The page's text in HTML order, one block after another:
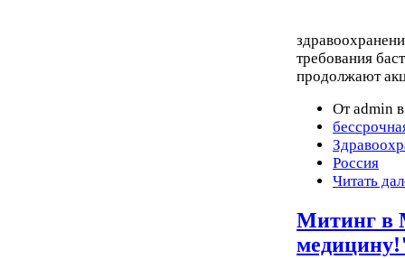
требования
продолжают
От admin
Россия
Читать
Митинг в